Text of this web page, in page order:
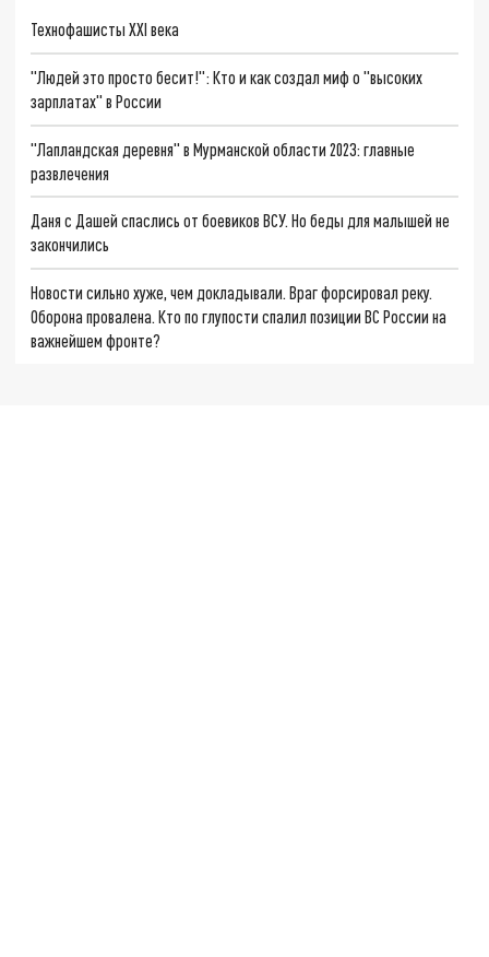
Технофашисты XXI века
"Людей это просто бесит!": Кто и как создал миф о "высоких
зарплатах" в России
"Лапландская деревня" в Мурманской области 2023: главные
развлечения
Даня с Дашей спаслись от боевиков ВСУ. Но беды для малышей не
закончились
Новости сильно хуже, чем докладывали. Враг форсировал реку.
Оборона провалена. Кто по глупости спалил позиции ВС России на
важнейшем фронте?